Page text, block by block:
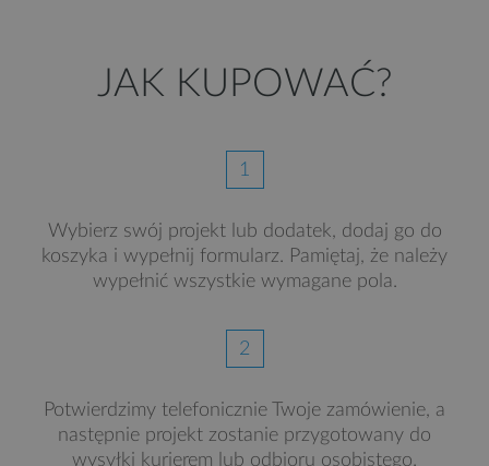
JAK KUPOWAĆ?
1
Wybierz swój projekt lub dodatek, dodaj go do
koszyka i wypełnij formularz. Pamiętaj, że należy
wypełnić wszystkie wymagane pola.
2
Potwierdzimy telefonicznie Twoje zamówienie, a
następnie projekt zostanie przygotowany do
wysyłki kurierem lub odbioru osobistego.